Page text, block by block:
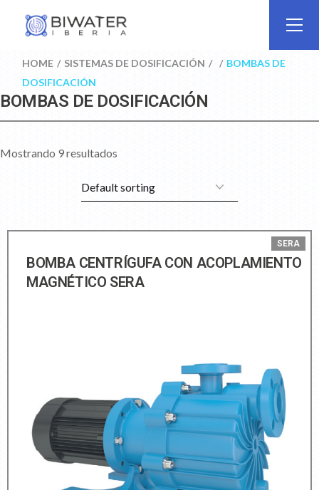
HOME SISTEMAS DE DOSIFICACIÓN
BOMBAS DE
DOSIFICACIÓN
BOMBAS DE DOSIFICACIÓN
Mostrando 9 resultados
BOMBA CENTRÍGUFA CON ACOPLAMIENTO
MAGNÉTICO SERA
SERA